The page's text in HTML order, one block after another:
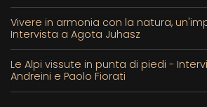
Vivere in armonia con la natura,
Intervista a Agota Juhasz
Le Alpi vissute in punta di piedi -
Andreini e Paolo Fiorati